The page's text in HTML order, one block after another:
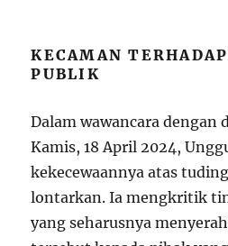
KECAMAN
PUBLIK
Dalam wawancara dengan
Kamis, 18 April 2024,
kekecewaannya atas
lontarkan. Ia mengkritik
yang seharusnya